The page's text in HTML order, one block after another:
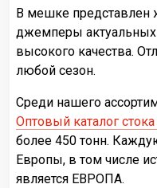
В мешке представлен
джемперы
высокого качества.
любой сезон.
Среди нашего
Оптовый каталог
более 450 тонн.
Европы, в том числе
является ЕВРОПА.